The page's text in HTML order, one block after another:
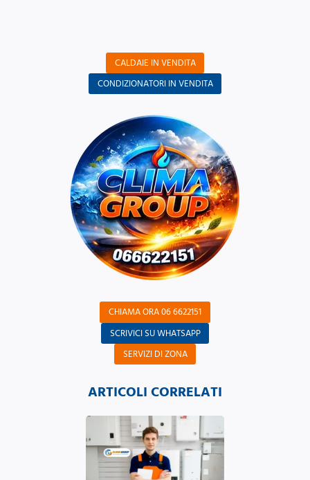
CALDAIE IN VENDITA
CONDIZIONATORI IN VENDITA
CHIAMA ORA 06 6622151
SCRIVICI SU WHATSAPP
SERVIZI DI ZONA
ARTICOLI CORRELATI